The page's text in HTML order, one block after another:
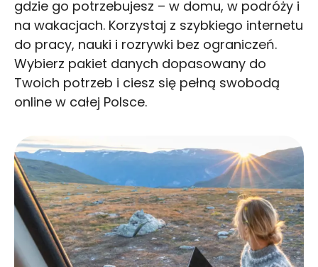
gdzie go potrzebujesz – w domu, w podróży i
na wakacjach. Korzystaj z szybkiego internetu
do pracy, nauki i rozrywki bez ograniczeń.
Wybierz pakiet danych dopasowany do
Twoich potrzeb i ciesz się pełną swobodą
online w całej Polsce.